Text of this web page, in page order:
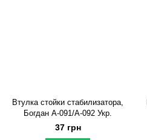
Втулка стойки стабилизатора,
Богдан А-091/А-092 Укр.
37 грн